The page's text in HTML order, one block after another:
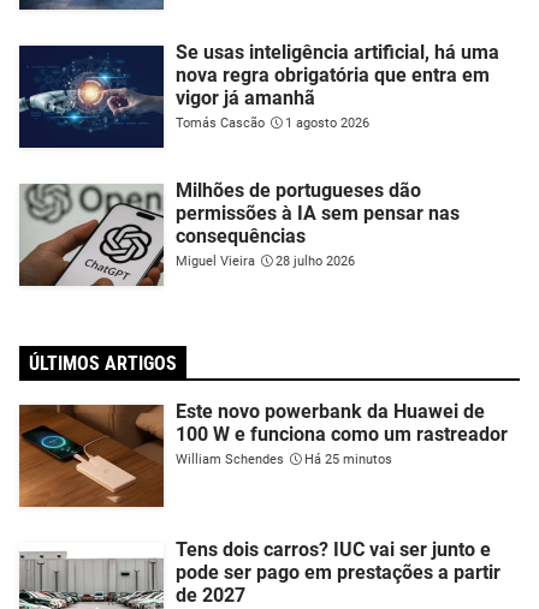
Se usas inteligência artificial, há uma
nova regra obrigatória que entra em
vigor já amanhã
Tomás Cascão 1 agosto 2026
Milhões de portugueses dão
permissões à IA sem pensar nas
consequências
Miguel Vieira 28 julho 2026
ÚLTIMOS ARTIGOS
Este novo powerbank da Huawei de
100 W e funciona como um rastreador
William Schendes Há 25 minutos
Tens dois carros? IUC vai ser junto e
pode ser pago em prestações a partir
de 2027